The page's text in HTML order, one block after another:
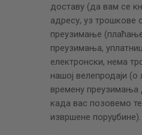
доставу (да вам се
адресу, уз трошкове
преузимање
преузимања,
електронски, нема
нашој велепродаји (о
времену преузимања
када вас позовемо
извршене поруџбине).